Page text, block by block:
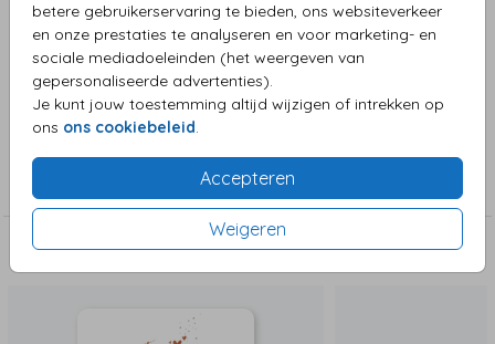
betere gebruikerservaring te bieden, ons websiteverkeer
en onze prestaties te analyseren en voor marketing- en
sociale mediadoeleinden (het weergeven van
gepersonaliseerde advertenties).
Je kunt jouw toestemming altijd wijzigen of intrekken op
ons ons cookiebeleid.
Accepteren
Weigeren
Omschrijving
Trouwkaart dubbel silhouet bruidspaar stropdas. Teksten
zijn naar wens aanpasbaar.